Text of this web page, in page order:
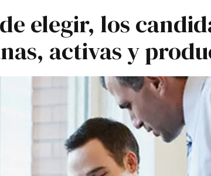
elegir, los
activas y